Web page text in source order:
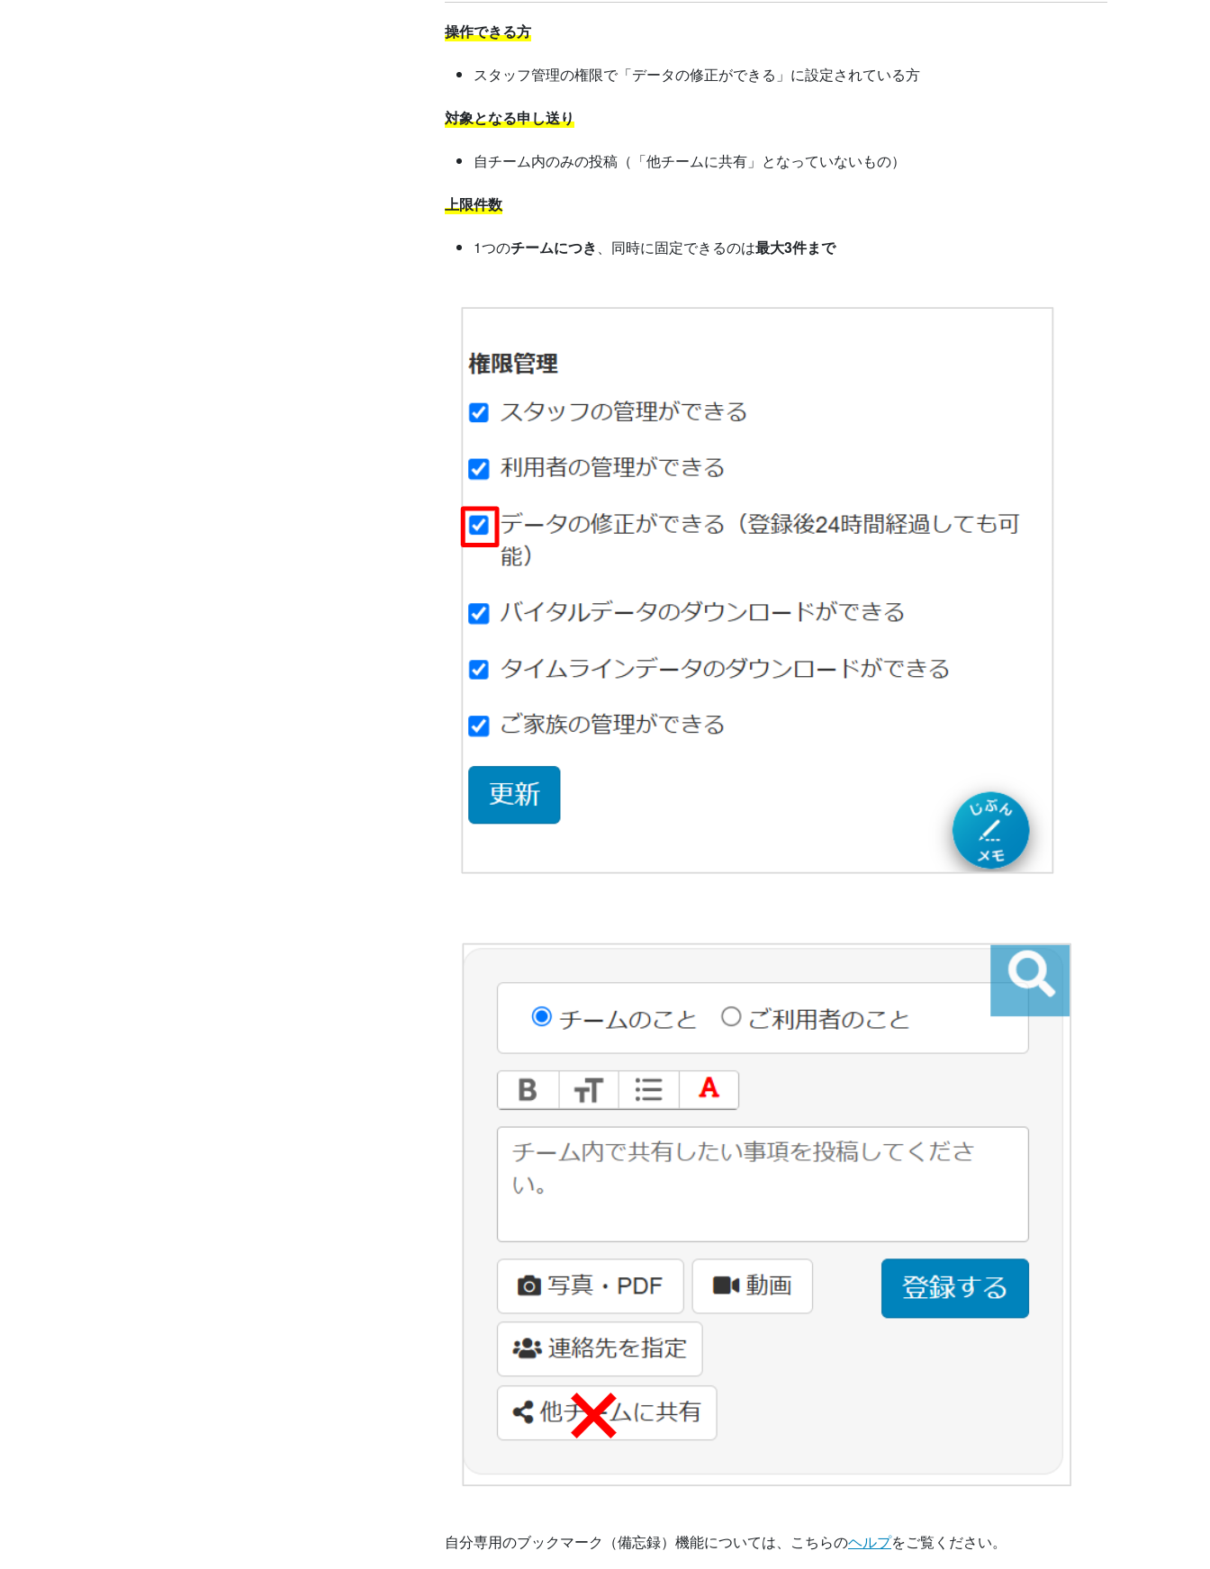
操作できる方
スタッフ管理の権限で「データの修正ができる」に設定されている方
対象となる申し送り
自チーム内のみの投稿（「他チームに共有」となっていないもの）
上限件数
1つのチームにつき、同時に固定できるのは最大3件まで
自分専用のブックマーク（備忘録）機能については、こちらのヘルプをご覧ください。